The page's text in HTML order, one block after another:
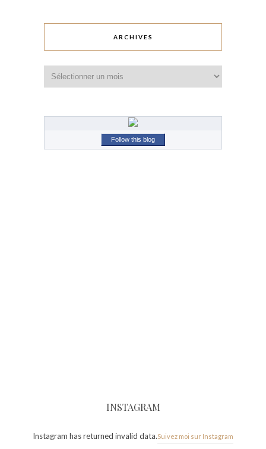
ARCHIVES
Follow this blog
INSTAGRAM
Instagram has returned invalid data.Suivez moi sur Instagram